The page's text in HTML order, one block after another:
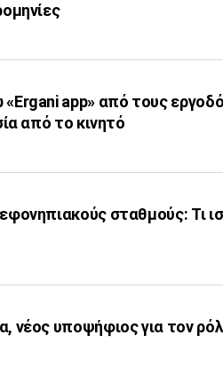
app» από τους
από το κινητό
σταθμούς: Τι
νέος υποψήφιος για τον